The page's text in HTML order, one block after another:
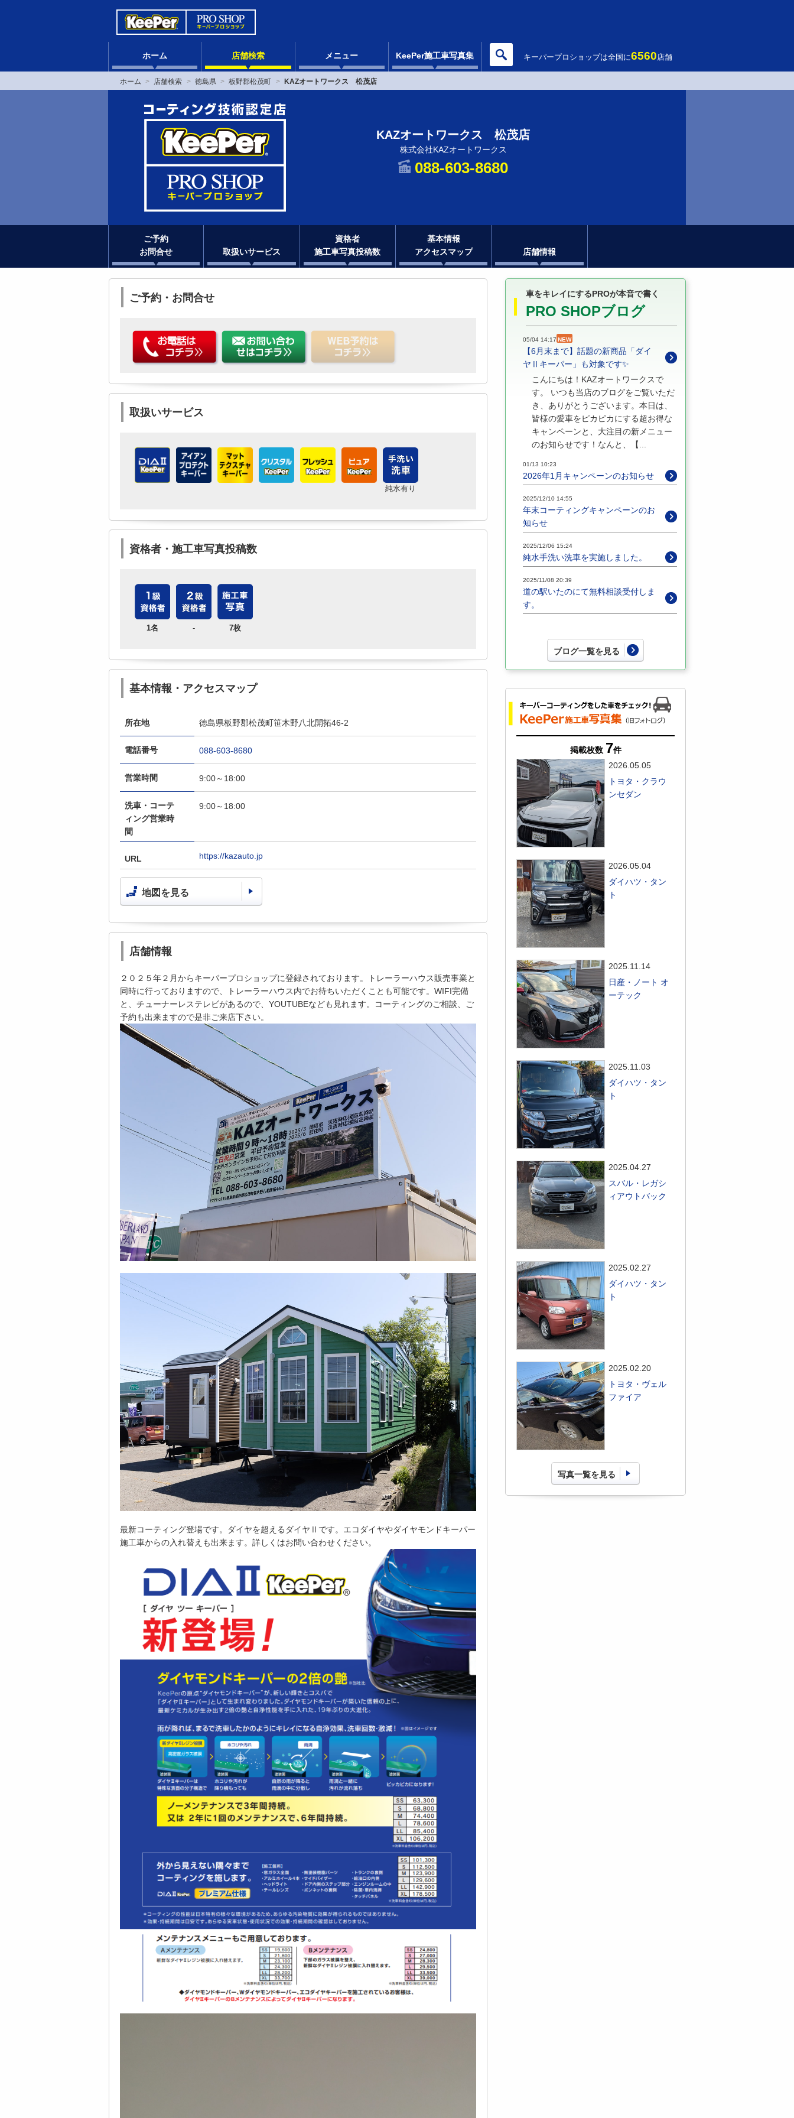
ホーム 店舗検索 メニュー KeePer施工車写真集 キーパープロショップは全国に6560店舗
ホーム 店舗検索 徳島県 板野郡松茂町 KAZオートワークス 松茂店
KAZオートワークス 松茂店
株式会社KAZオートワークス
088-603-8680
ご予約
お問合せ
取扱いサービス
資格者
施工車写真投稿数
基本情報
アクセスマップ
店舗情報
ご予約・お問合せ
取扱いサービス
純水有り
資格者・施工車写真投稿数
1名 - 7枚
基本情報・アクセスマップ
所在地 徳島県板野郡松茂町笹木野八北開拓46-2
電話番号 088-603-8680
営業時間 9:00～18:00
洗車・コーテ
ィング営業時
間
9:00～18:00
URL https://kazauto.jp
地図を見る
店舗情報
２０２５年２月からキーパープロショップに登録されております。トレーラーハウス販売事業と
同時に行っておりますので、トレーラーハウス内でお待ちいただくことも可能です。WIFI完備
と、チューナーレステレビがあるので、YOUTUBEなども見れます。コーティングのご相談、ご
予約も出来ますので是非ご来店下さい。
最新コーティング登場です。ダイヤを超えるダイヤⅡです。エコダイヤやダイヤモンドキーパー
施工車からの入れ替えも出来ます。詳しくはお問い合わせください。
車をキレイにするPROが本音で書く
PRO SHOPブログ
05/04 14:17 NEW
【6月末まで】話題の新商品「ダイ
ヤⅡキーパー」も対象です✨
こんにちは！KAZオートワークスで
す。 いつも当店のブログをご覧いただ
き、ありがとうございます。本日は、
皆様の愛車をピカピカにする超お得な
キャンペーンと、大注目の新メニュー
のお知らせです！なんと、【...
01/13 10:23
2026年1月キャンペーンのお知らせ
2025/12/10 14:55
年末コーティングキャンペーンのお
知らせ
2025/12/06 15:24
純水手洗い洗車を実施しました。
2025/11/08 20:39
道の駅いたのにて無料相談受付しま
す。
ブログ一覧を見る
掲載枚数 7件
2026.05.05
トヨタ・クラウ
ンセダン
2026.05.04
ダイハツ・タン
ト
2025.11.14
日産・ノート オ
ーテック
2025.11.03
ダイハツ・タン
ト
2025.04.27
スバル・レガシ
ィアウトバック
2025.02.27
ダイハツ・タン
ト
2025.02.20
トヨタ・ヴェル
ファイア
写真一覧を見る